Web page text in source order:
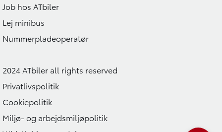
Job hos ATbiler
Lej minibus
Nummerpladeoperatør
2024 ATbiler all rights reserved
Privatlivspolitik
Cookiepolitik
Miljø- og arbejdsmiljøpolitik